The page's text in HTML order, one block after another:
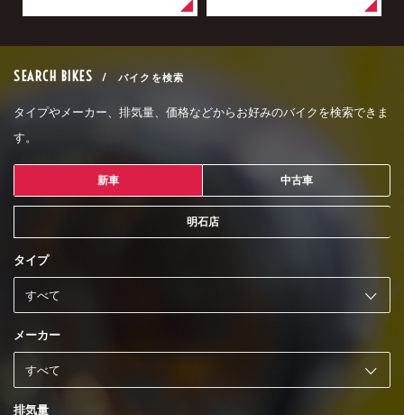
SEARCH BIKES / バイクを検索
タイプやメーカー、排気量、価格などからお好みのバイクを検索できま
す。
新車 中古車
明石店
タイプ
メーカー
排気量